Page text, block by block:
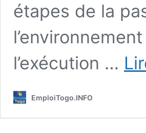
étapes de la
l’exécution …
EmploiTogo.INFO